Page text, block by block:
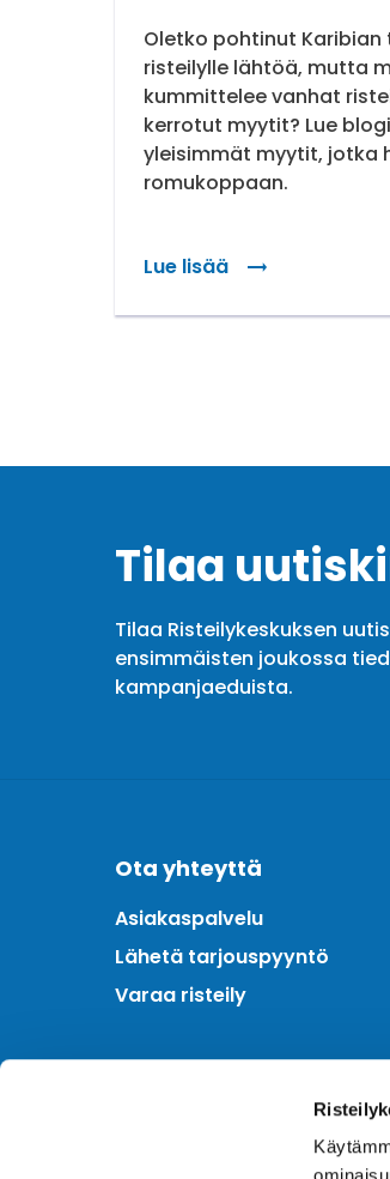
Oletko pohtinut Karibian
risteilylle lähtöä, mutta
kummittelee vanhat
kerrotut myytit? Lue
yleisimmät myytit, jotka
romukoppaan.
Lue lisää
: Viisi risteilymyyttiä –
Tilaa
Tilaa Risteilykeskuksen
ensimmäisten joukossa
kampanjaeduista.
Ota yhteyttä
Asiakaspalvelu
Lähetä tarjouspyyntö
Varaa risteily
Meistä
Kotimainen asiantuntija